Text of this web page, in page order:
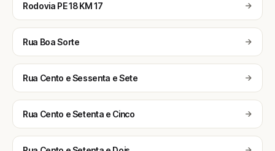
Rodovia PE 18 KM 17
Rua Boa Sorte
Rua Cento e Sessenta e Sete
Rua Cento e Setenta e Cinco